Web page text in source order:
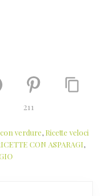
211
verdure, Ricette veloci
CON ASPARAGI,